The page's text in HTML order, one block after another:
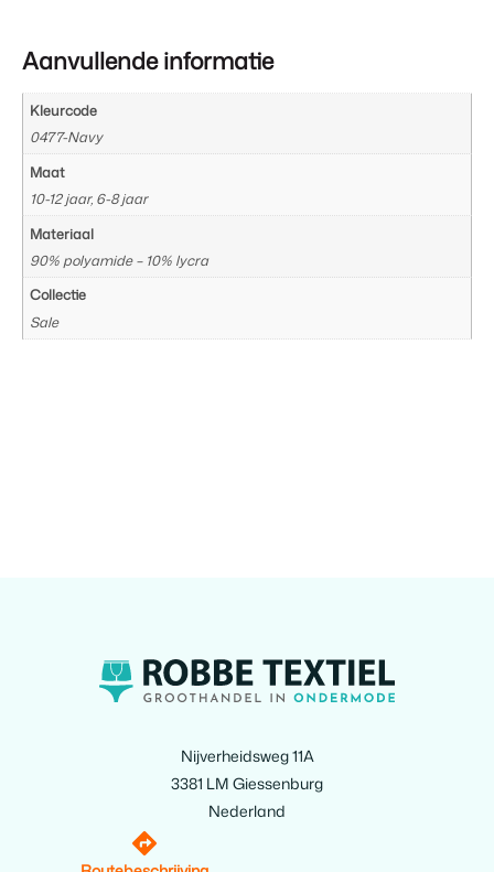
Aanvullende informatie
Kleurcode
0477-Navy
Maat
10-12 jaar, 6-8 jaar
Materiaal
90% polyamide – 10% lycra
Collectie
Sale
Nijverheidsweg 11A
3381 LM Giessenburg
Nederland